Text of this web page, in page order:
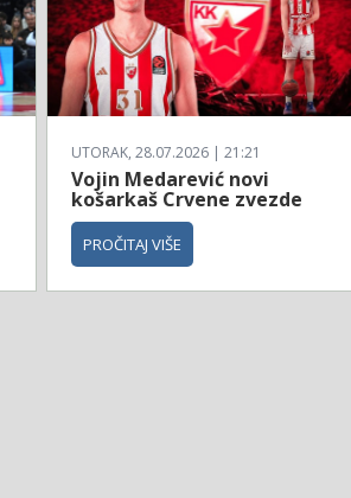
UTORAK, 28.07.2026 | 21:21
Vojin Medarević novi
košarkaš Crvene zvezde
PROČITAJ VIŠE